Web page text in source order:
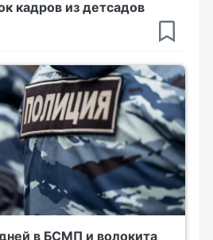
кадров из детсадов
в БСМП и волокита